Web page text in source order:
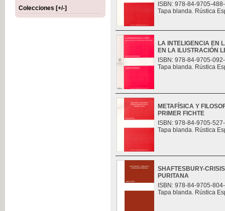
Colecciones [+/-]
ISBN: 978-84-9705-
Tapa blanda. Rústica
LA INTELIGENCIA EN
EN LA ILUSTRACIÓN
ISBN: 978-84-9705-
Tapa blanda. Rústica
METAFÍSICA Y
PRIMER FICHTE
ISBN: 978-84-9705-
Tapa blanda. Rústica
SHAFTESBURY-
PURITANA
ISBN: 978-84-9705-
Tapa blanda. Rústica